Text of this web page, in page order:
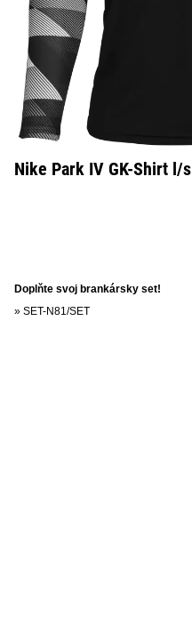
Nike Park IV GK-Shirt l/s
Doplňte svoj brankársky set!
» SET-N81/SET